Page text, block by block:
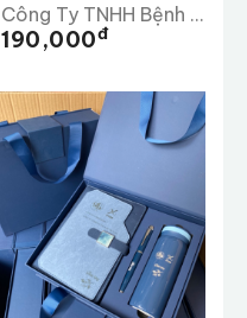
Công Ty TNHH Bệnh Viện Mắt Quang Đức
190,000Đ